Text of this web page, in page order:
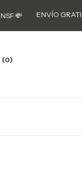
ENVÍO GRATIS A TODO
(0)